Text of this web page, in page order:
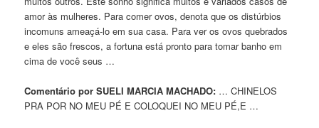
amor às mulheres. Para comer ovos, denota que os distúrbios
incomuns ameaçá-lo em sua casa. Para ver os ovos quebrados
e eles são frescos, a fortuna está pronto para tomar banho em
cima de você seus …
Comentário por SUELI MARCIA MACHADO: … CHINELOS
PRA POR NO MEU PÉ E COLOQUEI NO MEU PÉ,E …